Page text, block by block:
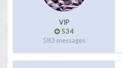
VIP
534
583 messages